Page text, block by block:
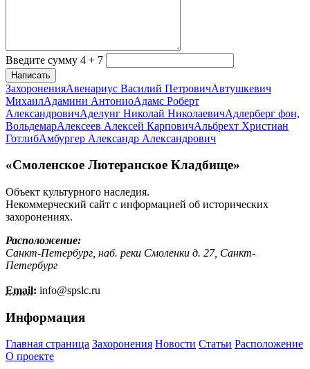
Введите сумму 4 + 7
Написать
ЗахороненияАвенариус Василий ПетровичАвтушкевич
МихаилАдамини АнтониоАдамс Роберт
АлександровичАделунг Николай НиколаевичАдлерберг фон,
ВольдемарАлексеев Алексей КарповичАльбрехт Христиан
ГотлибАмбургер Александр Александрович
«Смоленское Лютеранское Кладбище»
Объект культурного наследия.
Некоммерческий сайт с информацией об исторических
захоронениях.
Расположение:
Санкт-Петербург, наб. реки Смоленки д. 27, Санкт-
Петербург
Email: info@spslc.ru
Информация
Главная страница Захоронения Новости Статьи Расположение
О проекте